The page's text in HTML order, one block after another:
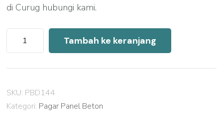
di Curug hubungi kami.
Kuantitas
Harga
Pagar
Beton
Curug
Tambah ke keranjang
SKU: PBD144
Kategori: Pagar Panel Beton